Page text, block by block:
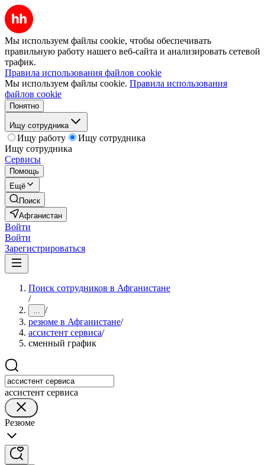
Мы используем файлы cookie, чтобы обеспечивать
правильную работу нашего веб-сайта и анализировать сетевой
трафик.
Правила использования файлов cookie
Мы используем файлы cookie. Правила использования
файлов cookie
Понятно
Ищу сотрудника
Ищу работу
Ищу сотрудника
Ищу сотрудника
Сервисы
Помощь
Ещё
Поиск
Афганистан
Войти
Войти
Зарегистрироваться
Поиск сотрудников в Афганистане
/
... /
резюме в Афганистане/
ассистент сервиса/
сменный график
ассистент сервиса
Резюме